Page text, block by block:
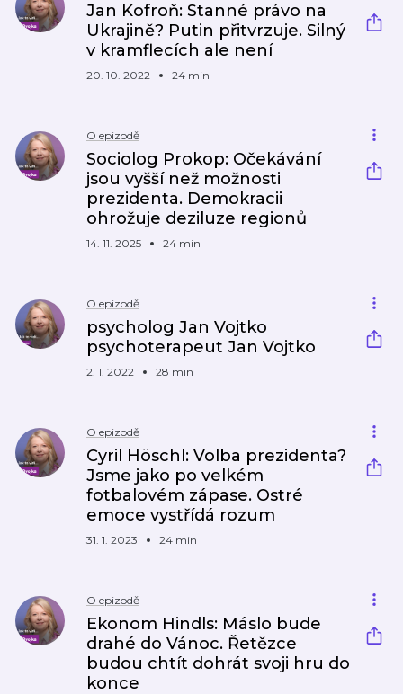
Jan Kofroň: Stanné právo na
Ukrajině? Putin přitvrzuje. Silný
v kramflecích ale není
20. 10. 2022 24 min
O epizodě
Sociolog Prokop: Očekávání
jsou vyšší než možnosti
prezidenta. Demokracii
ohrožuje deziluze regionů
14. 11. 2025 24 min
O epizodě
psycholog Jan Vojtko
psychoterapeut Jan Vojtko
2. 1. 2022 28 min
O epizodě
Cyril Höschl: Volba prezidenta?
Jsme jako po velkém
fotbalovém zápase. Ostré
emoce vystřídá rozum
31. 1. 2023 24 min
O epizodě
Ekonom Hindls: Máslo bude
drahé do Vánoc. Řetězce
budou chtít dohrát svoji hru do
konce